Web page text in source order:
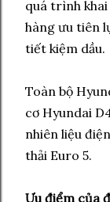
quá trình khai
hàng ưu tiên
tiết kiệm dầu.
Toàn bộ
cơ Hyundai
nhiên liệu
thải Euro 5.
Ưu điểm của